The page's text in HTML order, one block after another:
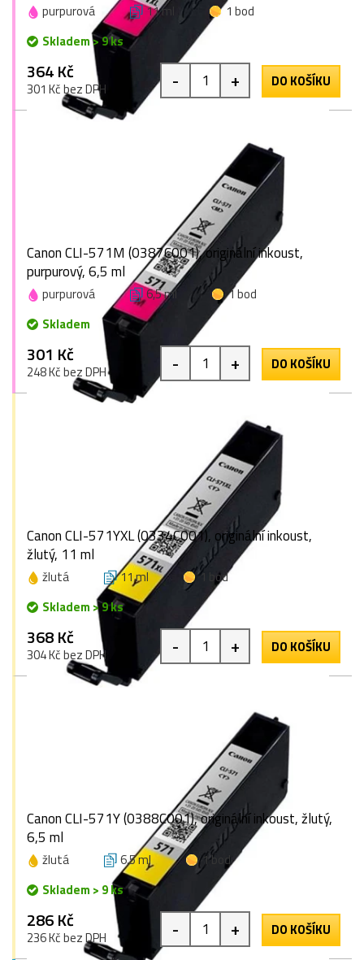
purpurová 11 ml
1 bod
Skladem > 9 ks
364 Kč
301 Kč bez DPH - + DO KOŠÍKU
Canon CLI-571M (0387C001), originální inkoust,
purpurový, 6,5 ml
purpurová 6,5 ml
1 bod
Skladem
301 Kč
248 Kč bez DPH - + DO KOŠÍKU
Canon CLI-571YXL (0334C001), originální inkoust,
žlutý, 11 ml
žlutá 11 ml
1 bod
Skladem > 9 ks
368 Kč
304 Kč bez DPH - + DO KOŠÍKU
Canon CLI-571Y (0388C001), originální inkoust, žlutý,
6,5 ml
žlutá 6,5 ml
1 bod
Skladem > 9 ks
286 Kč
236 Kč bez DPH - + DO KOŠÍKU